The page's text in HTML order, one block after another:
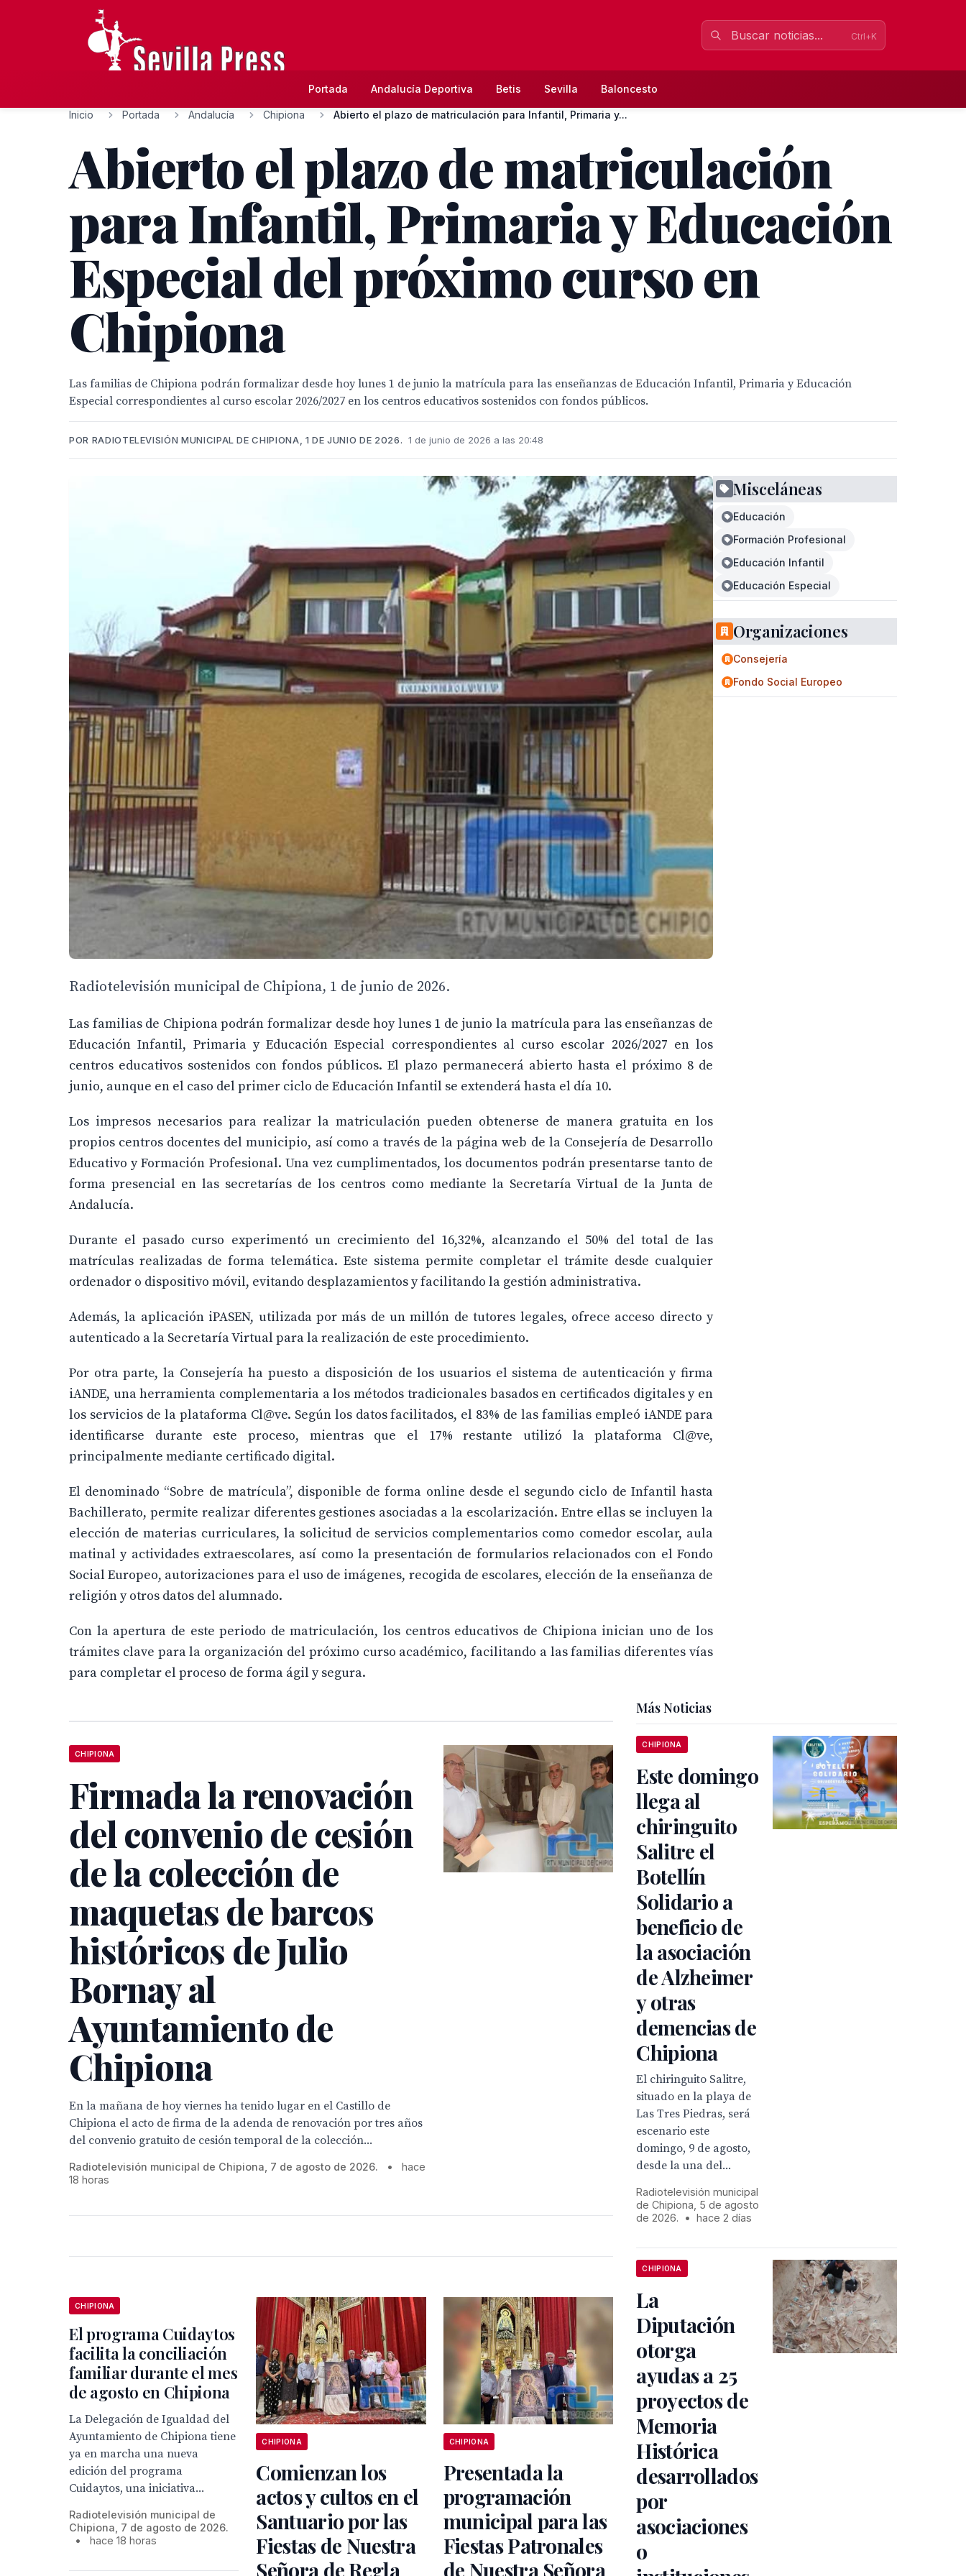
Ctrl+K
Portada Andalucía Deportiva Betis Sevilla Baloncesto
Inicio Portada Andalucía Chipiona Abierto el plazo de matriculación para Infantil, Primaria y...
Abierto el plazo de matriculación
para Infantil, Primaria y Educación
Especial del próximo curso en
Chipiona
Las familias de Chipiona podrán formalizar desde hoy lunes 1 de junio la matrícula para las enseñanzas de Educación Infantil, Primaria y Educación
Especial correspondientes al curso escolar 2026/2027 en los centros educativos sostenidos con fondos públicos.
POR RADIOTELEVISIÓN MUNICIPAL DE CHIPIONA, 1 DE JUNIO DE 2026. 1 de junio de 2026 a las 20:48
Radiotelevisión municipal de Chipiona, 1 de junio de 2026.
Las familias de Chipiona podrán formalizar desde hoy lunes 1 de junio la matrícula para las enseñanzas de
Educación Infantil, Primaria y Educación Especial correspondientes al curso escolar 2026/2027 en los
centros educativos sostenidos con fondos públicos. El plazo permanecerá abierto hasta el próximo 8 de
junio, aunque en el caso del primer ciclo de Educación Infantil se extenderá hasta el día 10.
Los impresos necesarios para realizar la matriculación pueden obtenerse de manera gratuita en los
propios centros docentes del municipio, así como a través de la página web de la Consejería de Desarrollo
Educativo y Formación Profesional. Una vez cumplimentados, los documentos podrán presentarse tanto de
forma presencial en las secretarías de los centros como mediante la Secretaría Virtual de la Junta de
Andalucía.
Durante el pasado curso experimentó un crecimiento del 16,32%, alcanzando el 50% del total de las
matrículas realizadas de forma telemática. Este sistema permite completar el trámite desde cualquier
ordenador o dispositivo móvil, evitando desplazamientos y facilitando la gestión administrativa.
Además, la aplicación iPASEN, utilizada por más de un millón de tutores legales, ofrece acceso directo y
autenticado a la Secretaría Virtual para la realización de este procedimiento.
Por otra parte, la Consejería ha puesto a disposición de los usuarios el sistema de autenticación y firma
iANDE, una herramienta complementaria a los métodos tradicionales basados en certificados digitales y en
los servicios de la plataforma Cl@ve. Según los datos facilitados, el 83% de las familias empleó iANDE para
identificarse durante este proceso, mientras que el 17% restante utilizó la plataforma Cl@ve,
principalmente mediante certificado digital.
El denominado “Sobre de matrícula”, disponible de forma online desde el segundo ciclo de Infantil hasta
Bachillerato, permite realizar diferentes gestiones asociadas a la escolarización. Entre ellas se incluyen la
elección de materias curriculares, la solicitud de servicios complementarios como comedor escolar, aula
matinal y actividades extraescolares, así como la presentación de formularios relacionados con el Fondo
Social Europeo, autorizaciones para el uso de imágenes, recogida de escolares, elección de la enseñanza de
religión y otros datos del alumnado.
Con la apertura de este periodo de matriculación, los centros educativos de Chipiona inician uno de los
trámites clave para la organización del próximo curso académico, facilitando a las familias diferentes vías
para completar el proceso de forma ágil y segura.
Misceláneas
Educación
Formación Profesional
Educación Infantil
Educación Especial
Organizaciones
Consejería
Fondo Social Europeo
CHIPIONA
Firmada la renovación
del convenio de cesión
de la colección de
maquetas de barcos
históricos de Julio
Bornay al
Ayuntamiento de
Chipiona
En la mañana de hoy viernes ha tenido lugar en el Castillo de
Chipiona el acto de firma de la adenda de renovación por tres años
del convenio gratuito de cesión temporal de la colección...
Radiotelevisión municipal de Chipiona, 7 de agosto de 2026. •
hace
18 horas
CHIPIONA
El programa Cuidaytos
facilita la conciliación
familiar durante el mes
de agosto en Chipiona
La Delegación de Igualdad del
Ayuntamiento de Chipiona tiene
ya en marcha una nueva
edición del programa
Cuidaytos, una iniciativa...
Radiotelevisión municipal de
Chipiona, 7 de agosto de 2026.
•
hace 18 horas
CHIPIONA
Comienzan los
actos y cultos en el
Santuario por las
Fiestas de Nuestra
Señora de Regla
CHIPIONA
Presentada la
programación
municipal para las
Fiestas Patronales
de Nuestra Señora
Más Noticias
CHIPIONA
Este domingo
llega al
chiringuito
Salitre el
Botellín
Solidario a
beneficio de
la asociación
de Alzheimer
y otras
demencias de
Chipiona
El chiringuito Salitre,
situado en la playa de
Las Tres Piedras, será
escenario este
domingo, 9 de agosto,
desde la una del...
Radiotelevisión municipal
de Chipiona, 5 de agosto
de 2026.
• hace 2 días
CHIPIONA
La
Diputación
otorga
ayudas a 25
proyectos de
Memoria
Histórica
desarrollados
por
asociaciones
o